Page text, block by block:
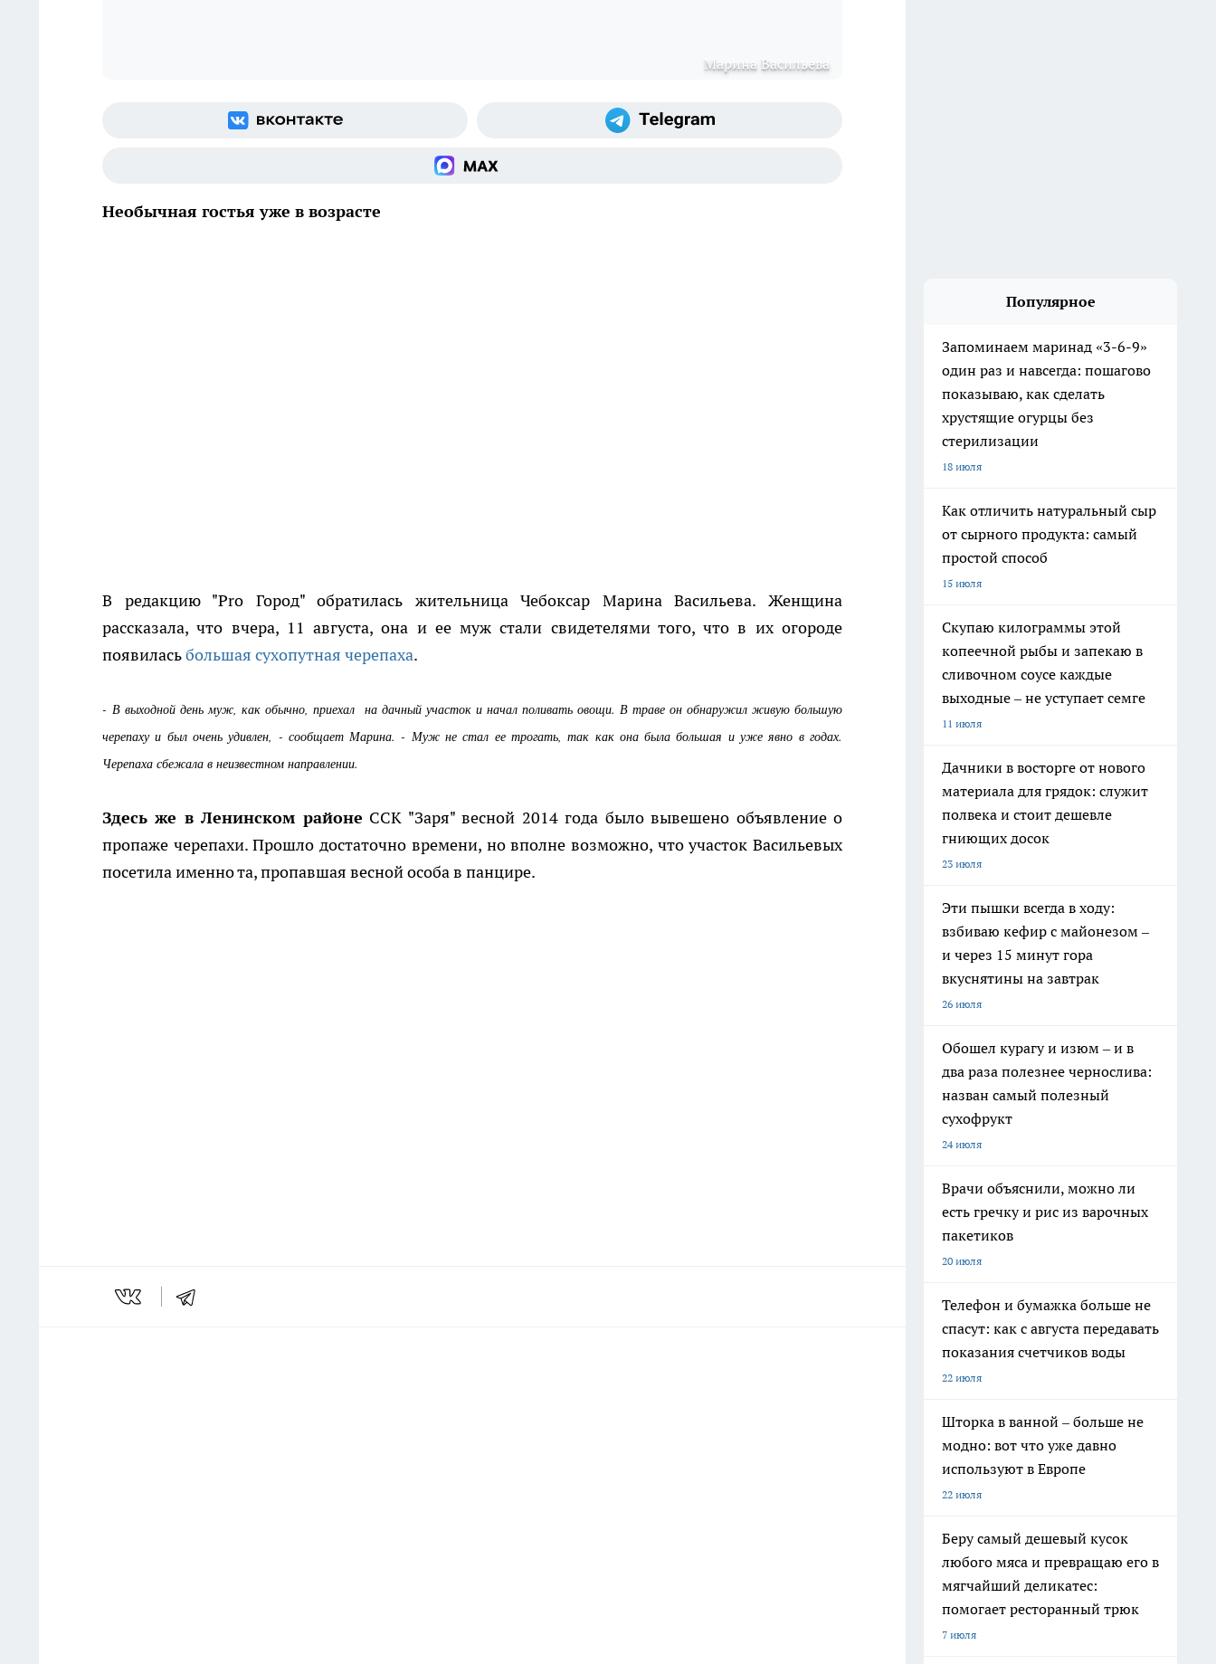
Марина Васильева
Необычная гостья уже в возрасте
В редакцию "Pro Город" обратилась жительница Чебоксар Марина Васильева. Женщина
рассказала, что вчера, 11 августа, она и ее муж стали свидетелями того, что в их огороде
появиласьбольшая сухопутная черепаха.
- В выходной день муж, как обычно, приехал на дачный участок и начал поливать овощи. В траве он обнаружил живую большую
черепаху и был очень удивлен, - сообщает Марина. - Муж не стал ее трогать, так как она была большая и уже явно в годах.
Черепаха сбежала в неизвестном направлении.
Здесь же в Ленинском районе ССК "Заря" весной 2014 года было вывешено объявление о
пропаже черепахи. Прошло достаточно времени, но вполне возможно, что участок Васильевых
посетила именно та, пропавшая весной особа в панцире.
Популярное
Запоминаем маринад «3-6-9»
один раз и навсегда: пошагово
показываю, как сделать
хрустящие огурцы без
стерилизации
18 июля
Как отличить натуральный сыр
от сырного продукта: самый
простой способ
15 июля
Скупаю килограммы этой
копеечной рыбы и запекаю в
сливочном соусе каждые
выходные – не уступает семге
11 июля
Дачники в восторге от нового
материала для грядок: служит
полвека и стоит дешевле
гниющих досок
23 июля
Эти пышки всегда в ходу:
взбиваю кефир с майонезом –
и через 15 минут гора
вкуснятины на завтрак
26 июля
Обошел курагу и изюм – и в
два раза полезнее чернослива:
назван самый полезный
сухофрукт
24 июля
Врачи объяснили, можно ли
есть гречку и рис из варочных
пакетиков
20 июля
Телефон и бумажка больше не
спасут: как с августа передавать
показания счетчиков воды
22 июля
Шторка в ванной – больше не
модно: вот что уже давно
используют в Европе
22 июля
Беру самый дешевый кусок
любого мяса и превращаю его в
мягчайший деликатес:
помогает ресторанный трюк
7 июля